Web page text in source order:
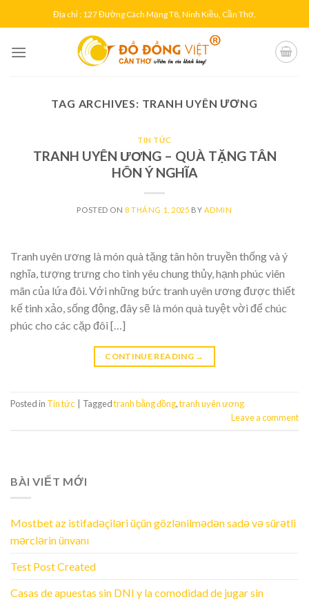
to
Địa chỉ : 127 Đường Cách Mạng T8, Ninh Kiều, Cần Thơ.
TAG ARCHIVES: TRANH UYÊN ƯƠNG
TIN TỨC
TRANH UYÊN ƯƠNG – QUÀ TẶNG TÂN
HÔN Ý NGHĨA
POSTED ON 8 THÁNG 1, 2025 BY ADMIN
Tranh uyên ương là món quà tặng tân hôn truyền thống và ý
nghĩa, tượng trưng cho tình yêu chung thủy, hạnh phúc viên
mãn của lứa đôi. Với những bức tranh uyên ương được thiết
kế tinh xảo, sống động, đây sẽ là món quà tuyệt vời để chúc
phúc cho các cặp đôi […]
CONTINUE READING →
Posted in Tin tức Taggedtranh bằng đồng,tranh uyên ương
Leave a comment
BÀI VIẾT MỚI
Mostbet az istifadəçiləri üçün gözlənilmədən sadə və sürətli
mərclərin ünvanı
Test Post Created
Casas de apuestas sin DNI y la comodidad de jugar sin